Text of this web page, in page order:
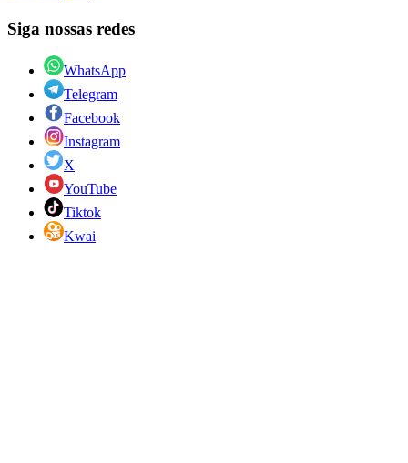
Siga nossas redes
WhatsApp
Telegram
Facebook
Instagram
X
YouTube
Tiktok
Kwai